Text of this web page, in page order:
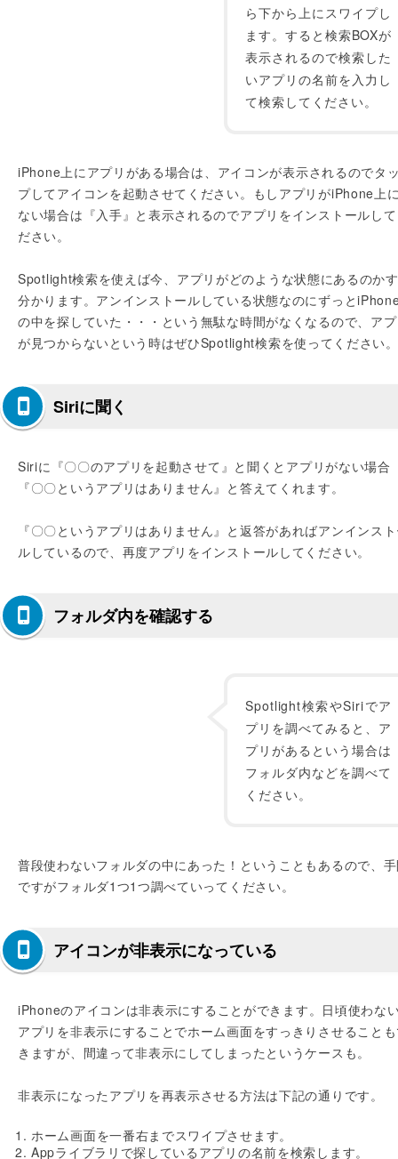
ら下から上にスワイプし
ます。すると検索BOXが
表示されるので検索した
いアプリの名前を入力し
て検索してください。
iPhone上にアプリがある場合は、アイコンが表示されるのでタ
プしてアイコンを起動させてください。もしアプリがiPhone上
ない場合は『入手』と表示されるのでアプリをインストールし
ださい。
Spotlight検索を使えば今、アプリがどのような状態にあるのか
分かります。アンインストールしている状態なのにずっと
の中を探していた・・・という無駄な時間がなくなるので、ア
が見つからないという時はぜひSpotlight検索を使ってください。
Siriに聞く
Siriに『〇〇のアプリを起動させて』と聞くとアプリがない場合
『〇〇というアプリはありません』と答えてくれます。
『〇〇というアプリはありません』と返答があればアンインス
ルしているので、再度アプリをインストールしてください。
フォルダ内を確認する
Spotlight検索やSiriでア
プリを調べてみると、ア
プリがあるという場合は
フォルダ内などを調べて
ください。
普段使わないフォルダの中にあった！ということもあるので、
ですがフォルダ1つ1つ調べていってください。
アイコンが非表示になっている
iPhoneのアイコンは非表示にすることができます。日頃使わな
アプリを非表示にすることでホーム画面をすっきりさせること
きますが、間違って非表示にしてしまったというケースも。
非表示になったアプリを再表示させる方法は下記の通りです。
ホーム画面を一番右までスワイプさせます。
Appライブラリで探しているアプリの名前を検索します。